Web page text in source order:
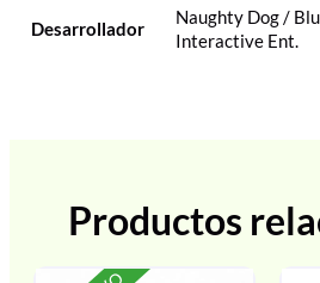
Desarrollador
Naughty Dog /
Interactive Ent.
Productos